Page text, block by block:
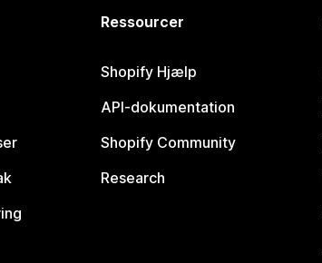
Ressourcer
Shopify Hjælp
API-dokumentation
Shopify Community
Research